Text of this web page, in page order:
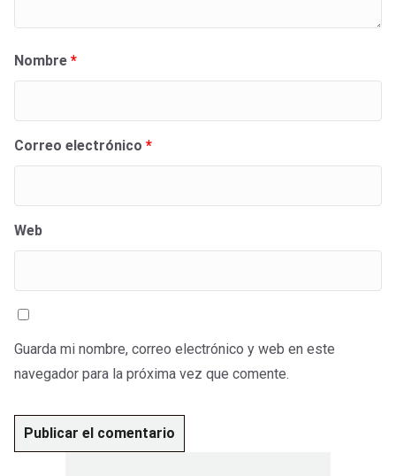
Nombre *
Correo electrónico *
Web
Guarda mi nombre, correo electrónico y web en este
navegador para la próxima vez que comente.